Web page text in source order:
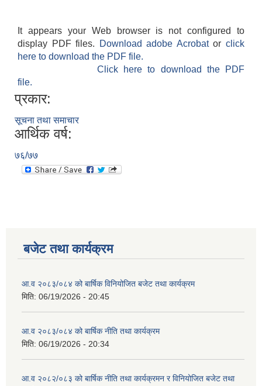
It appears your Web browser is not configured to
display PDF files.
Download adobe Acrobatorclick
here to download the PDF file.
Click here to download the PDF
file.
प्रकार:
सूचना तथा समाचार
आर्थिक वर्ष:
७६/७७
बजेट तथा कार्यक्रम
आ.व २०८३/०८४ को बार्षिक विनियोजित बजेट तथा कार्यक्रम
मिति: 06/19/2026 - 20:45
आ.व २०८३/०८४ को बार्षिक नीति तथा कार्यक्रम
मिति: 06/19/2026 - 20:34
आ.व २०८२/०८३ को बार्षिक नीति तथा कार्यक्रमन र विनियोजित बजेट तथा